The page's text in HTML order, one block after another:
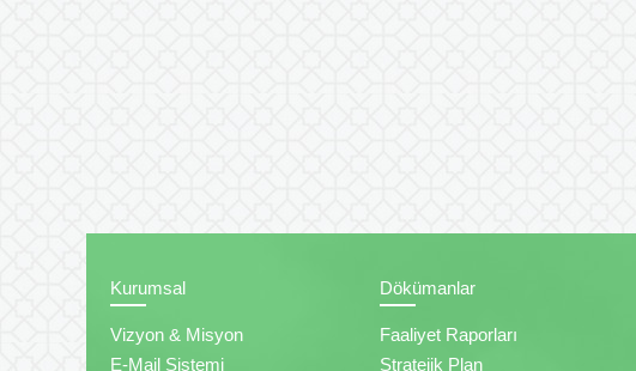
Kurumsal
Vizyon & Misyon
E-Mail Sistemi
Dökümanlar
Faaliyet Raporları
Stratejik Plan